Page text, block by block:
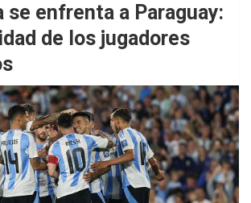
se enfrenta a Paraguay:
de los jugadores